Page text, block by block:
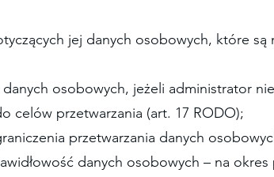
jej danych osobowych, które są
osobowych, jeżeli administrator
celów przetwarzania (art. 17 RODO);
przetwarzania danych
danych osobowych – na